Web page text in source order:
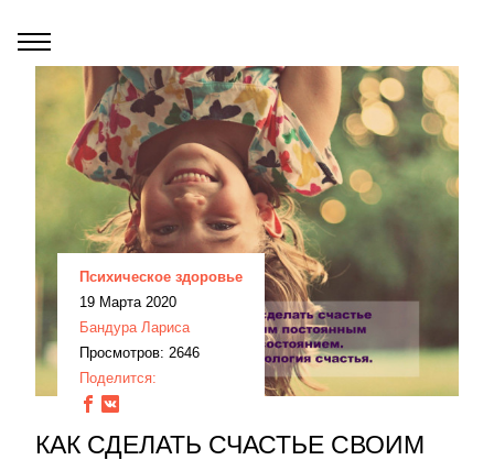
Психическое здоровье
19 Марта 2020
Бандура Лариса
Просмотров: 2646
Поделится:
КАК СДЕЛАТЬ СЧАСТЬЕ СВОИМ